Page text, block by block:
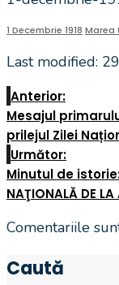
1 Decembrie 1918 Marea
Last modified:
Anterior:
Mesajul
prilejul Zilei
Următor:
Minutul de istorie:
NAŢIONALĂ DE LA
Comentariile
Caută